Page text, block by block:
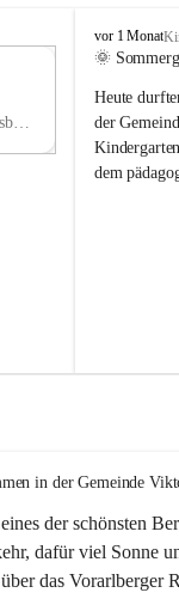
VHauptstraße 36, 6836 Viktorsberg, AUT
V
i
t
o
r
s
vor 1 Monat
🌞
Heute
der
dem
in der Gemeinde
der schönsten
dafür viel Sonne
das